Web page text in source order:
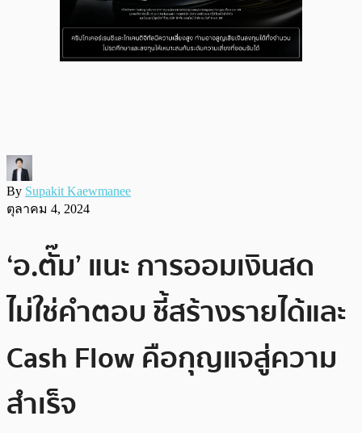
By Supakit Kaewmanee
ตุลาคม 4, 2024
‘อ.ตั๊ม’ แนะ การออมเงินสด
ไม่ใช่คำตอบ ชี้สร้างรายได้และ
Cash Flow คือกุญแจสู่ความ
สำเร็จ